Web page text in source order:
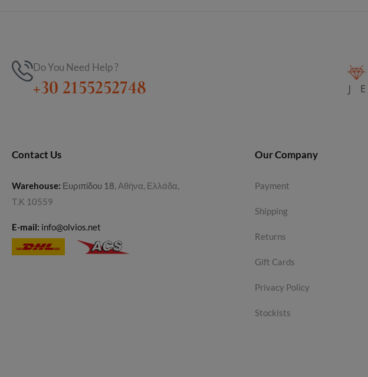
Do You Need Help ?
+30 2155252748
Contact Us
Warehouse: Ευριπίδου 18, Αθήνα, Ελλάδα,
Τ.Κ 10559
E-mail: info@olvios.net
Our Company
Payment
Shipping
Returns
Gift Cards
Privacy Policy
Stockists